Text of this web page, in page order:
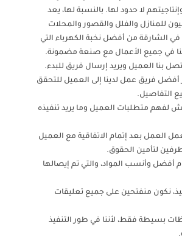
لا حدود لها. بالنسبة لها، يعد
للمنازل والفلل والقصور والمحلات
في الشارقة من أفضل نخبة الكهرباء التي
في جميع الأعمال مع صنعة مضمونة.
بنا العميل ويريد إرسال فريق للبدء.
أفضل فريق عمل لدينا إلى العميل للتحقق
التفاصيل.
لفهم متطلبات العميل وما يريد تنفيذه
العمل بعد إتمام الاتفاقية مع العميل
لتأمين الحقوق.
أفضل وأنسب المواد، والتي تم إيصالها
نكون منفتحين على جميع تعليقات
بسيطة فقط، لأننا في طور التنفيذ